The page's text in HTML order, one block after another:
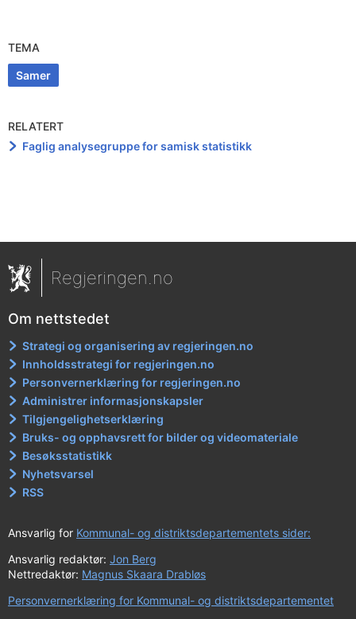
TEMA
Samer
RELATERT
Faglig analysegruppe for samisk statistikk
Regjeringen.no
Om nettstedet
Strategi og organisering av regjeringen.no
Innholdsstrategi for regjeringen.no
Personvernerklæring for regjeringen.no
Administrer informasjonskapsler
Tilgjengelighetserklæring
Bruks- og opphavsrett for bilder og videomateriale
Besøksstatistikk
Nyhetsvarsel
RSS
Ansvarlig for Kommunal- og distriktsdepartementets sider:
Ansvarlig redaktør: Jon Berg
Nettredaktør: Magnus Skaara Drabløs
Personvernerklæring for Kommunal- og distriktsdepartementet